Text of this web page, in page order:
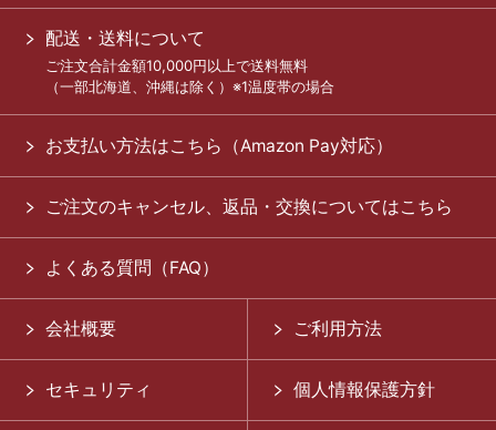
配送・送料について
ご注文合計金額10,000円以上で送料無料
（一部北海道、沖縄は除く）※1温度帯の場合
お支払い方法はこちら（Amazon Pay対応）
ご注文のキャンセル、返品・交換についてはこちら
よくある質問（FAQ）
会社概要 ご利用方法
セキュリティ 個人情報保護方針